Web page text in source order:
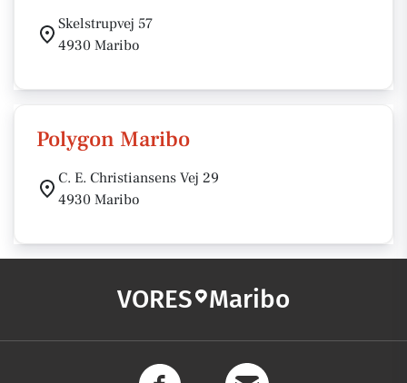
Skelstrupvej 57
4930 Maribo
Polygon Maribo
C. E. Christiansens Vej 29
4930 Maribo
VORES Maribo